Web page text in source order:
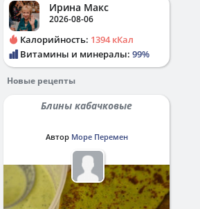
Ирина Макс
2026-08-06
Калорийность: 1394 кКал
Витамины и минералы: 99%
Новые рецепты
Блины кабачковые
Автор Море Перемен